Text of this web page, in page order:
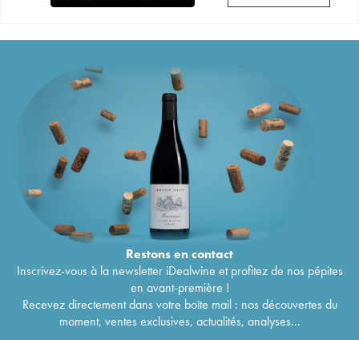
Restons encontact
Inscrivez-vous à la newsletter iDealwine et profitez de nos pépites
en avant-première !
Recevez directement dans votre boîte mail : nos découvertes du
moment, ventes exclusives, actualités, analyses...